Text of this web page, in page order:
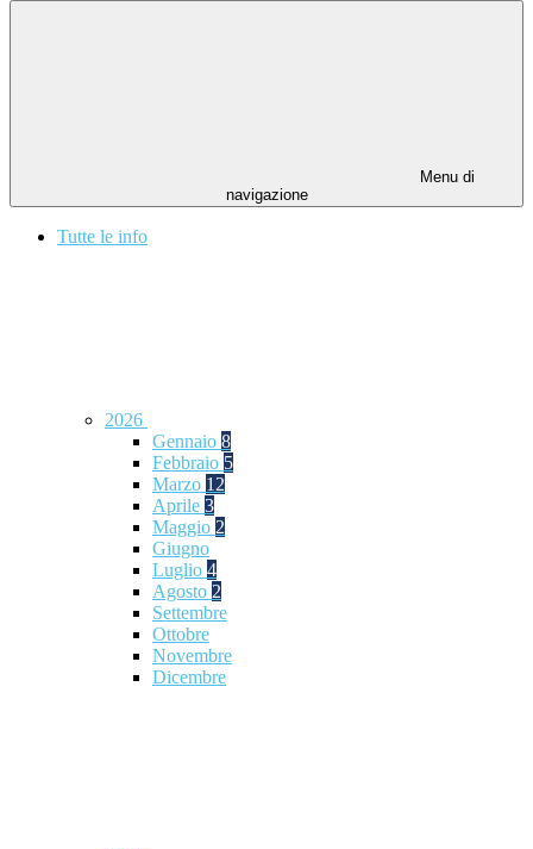
Menu di
navigazione
Tutte le info
2026
Gennaio 8
Febbraio 5
Marzo 12
Aprile 3
Maggio 2
Giugno
Luglio 4
Agosto 2
Settembre
Ottobre
Novembre
Dicembre